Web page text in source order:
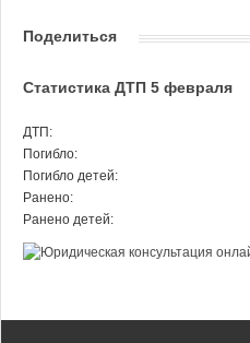
Поделиться
Статистика ДТП 5 февраля
ДТП:
Погибло:
Погибло детей:
Ранено:
Ранено детей: